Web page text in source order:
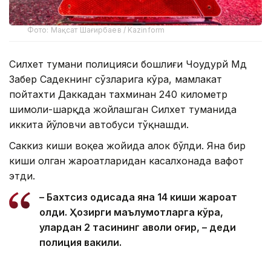
Фото: Мақсат Шағирбаев / Kazinform
Силхет тумани полицияси бошлиғи Чоудҳурй Мд
Забер Садекнинг сўзларига кўра, мамлакат
пойтахти Даккадан тахминан 240 километр
шимоли-шарқда жойлашган Силхет туманида
иккита йўловчи автобуси тўқнашди.
Саккиз киши воқеа жойида ҳалок бўлди. Яна бир
киши олган жароҳатларидан касалхонада вафот
этди.
– Бахтсиз ҳодисада яна 14 киши жароҳат
олди. Ҳозирги маълумотларга кўра,
улардан 2 тасининг аҳволи оғир, – деди
полиция вакили.